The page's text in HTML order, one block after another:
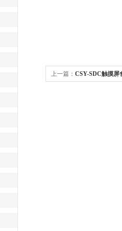
上一篇： CSY-SDC触摸屏